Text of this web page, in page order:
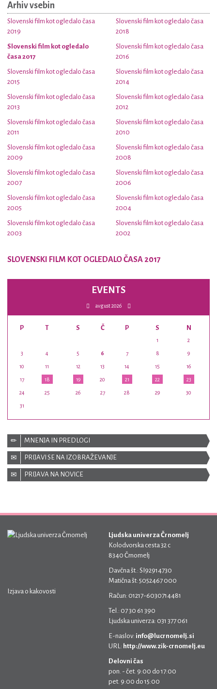
Arhiv vsebin
Slovenski film kot ogledalo časa
2019
Slovenski film kot ogledalo časa
2018
Slovenski film kot ogledalo
časa 2017
Slovenski film kot ogledalo časa
2016
Slovenski film kot ogledalo časa
2015
Slovenski film kot ogledalo časa
2014
Slovenski film kot ogledalo časa
2013
Slovenski film kot ogledalo časa
2012
Slovenski film kot ogledalo časa
2011
Slovenski film kot ogledalo časa
2010
Slovenski film kot ogledalo časa
2009
Slovenski film kot ogledalo časa
2008
Slovenski film kot ogledalo časa
2007
Slovenski film kot ogledalo časa
2006
Slovenski film kot ogledalo časa
2005
Slovenski film kot ogledalo časa
2004
Slovenski film kot ogledalo časa
2003
Slovenski film kot ogledalo časa
2002
SLOVENSKI FILM KOT OGLEDALO ČASA 2017
EVENTS
avgust 2026
P T S Č P S N
1 2
3 4 5 6 7 8 9
10 11 12 13 14 15 16
17 18 19 20 21 22 23
24 25 26 27 28 29 30
31
MNENJA IN PREDLOGI
PRIJAVI SE NA IZOBRAŽEVANJE
PRIJAVA NA NOVICE
Izjava o kakovosti
Ljudska univerza Črnomelj
Kolodvorska cesta 32 c
8340 Črnomelj
Davčna št.: SI92914730
Matična št: 5052467 000
Račun: 01217-6030714481
Tel.: 07 30 61 390
Ljudska univerza: 031 377 061
E-naslov: info@lucrnomelj.si
URL: http://www.zik-crnomelj.eu
Delovni čas
pon. - čet. 9:00 do 17:00
pet. 9:00 do 15:00